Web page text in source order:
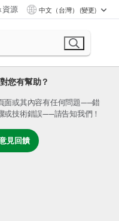
資源 中文（台灣） (變更)
您有幫助？
面或其內容有任何問題——錯
或技術錯誤——請告知我們！
見回饋